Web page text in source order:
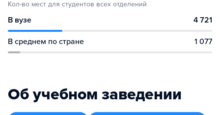
Кол-во мест для студентов всех отделений
В вузе 4 721
В среднем по стране 1 077
Об учебном заведении